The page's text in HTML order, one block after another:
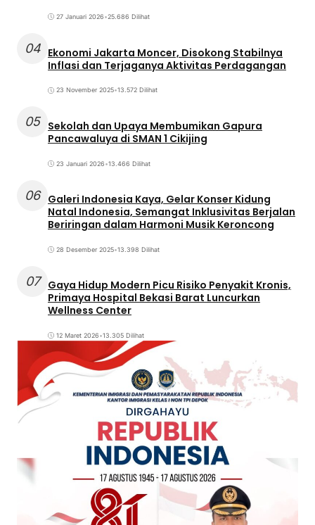
27 Januari 2026•25.686 Dilihat
04 Ekonomi Jakarta Moncer, Disokong Stabilnya
Inflasi dan Terjaganya Aktivitas Perdagangan
23 November 2025•13.572 Dilihat
05 Sekolah dan Upaya Membumikan Gapura
Pancawaluya di SMAN 1 Cikijing
23 Januari 2026•13.466 Dilihat
06 Galeri Indonesia Kaya, Gelar Konser Kidung
Natal Indonesia, Semangat Inklusivitas Berjalan
Beriringan dalam Harmoni Musik Keroncong
28 Desember 2025•13.398 Dilihat
07
Gaya Hidup Modern Picu Risiko Penyakit Kronis,
Primaya Hospital Bekasi Barat Luncurkan
Wellness Center
12 Maret 2026•13.305 Dilihat